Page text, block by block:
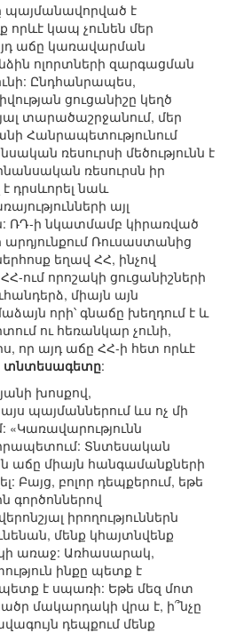
պայմանավորված է
որևէ կապ չունեն մեր
աճը կառավարման
ոլորտների զարգացման
Ընդհանրապես,
ցուցանիշը կեղծ
տարածաշրջանում, մեր
Հանրապետությունում
ռեսուրսի մեծությունն է
ռեսուրսն իր
է դրսևորել նաև
այլ
ՌԴ-ի նկատմամբ կիրառված
Ռուսաստանից
եղավ ՀՀ, ինչով
ում որոշակի ցուցանիշների
միայն այն
որի՝ գնաճը խեղդում է և
ու հեռանկար չունի,
որ այդ աճը ՀՀ-ի հետ որևէ
տնտեսագետը:
խոսքով,
պայմաններում ևս ոչ մի
«Կառավարությունն
Տնտեսական
աճը միայն հանգամանքների
Բայց, բոլոր դեպքերում, եթե
իրողություններն
մենք կհայտնվենք
առաջ: Առհասարակ,
ինքը պետք է
է սպառի: Եթե մեզ մոտ
մակարդակի վրա է, ի՞նչը
դեպքում մենք